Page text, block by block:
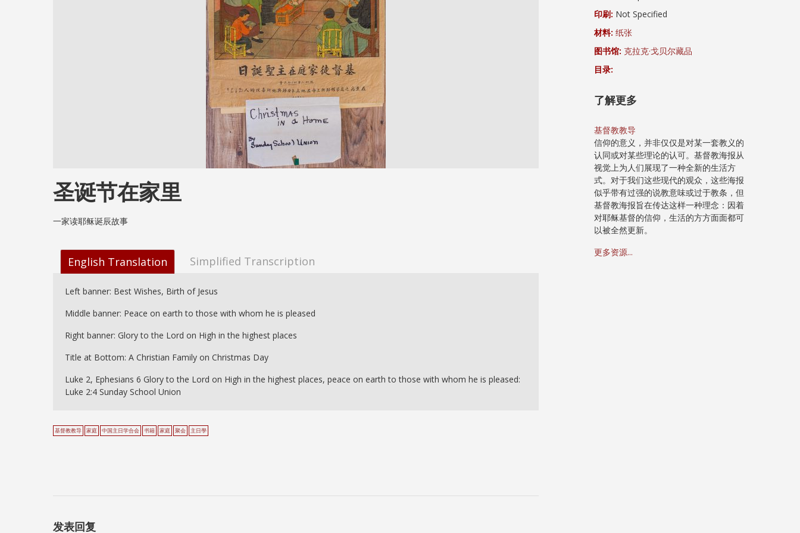
圣诞节在家里
一家读耶稣诞辰故事
English Translation Simplified Transcription
Left banner: Best Wishes, Birth of Jesus
Middle banner: Peace on earth to those with whom he is pleased
Right banner: Glory to the Lord on High in the highest places
Title at Bottom: A Christian Family on Christmas Day
Luke 2, Ephesians 6 Glory to the Lord on High in the highest places, peace on earth to those with whom he is pleased:
Luke 2:4 Sunday School Union
基督教教导 家庭 中国主日学合会 书籍 家庭 聚会 主日學
发表回复
印刷: Not Specified
材料: 纸张
图书馆: 克拉克·戈贝尔藏品
目录:
了解更多
基督教教导
信仰的意义，并非仅仅是对某一套教义的
认同或对某些理论的认可。基督教海报从
视觉上为人们展现了一种全新的生活方
式。对于我们这些现代的观众，这些海报
似乎带有过强的说教意味或过于教条，但
基督教海报旨在传达这样一种理念：因着
对耶稣基督的信仰，生活的方方面面都可
以被全然更新。
更多资源...